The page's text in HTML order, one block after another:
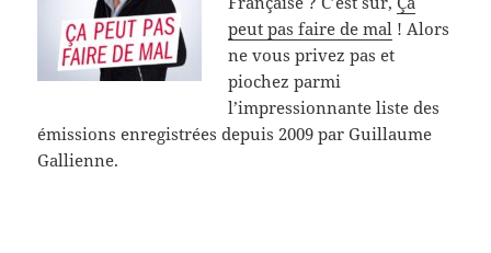
peut pas faire de mal ! Alors
ne vous privez pas et
piochez parmi
l’impressionnante liste des
émissions enregistrées depuis 2009 par Guillaume
Gallienne.